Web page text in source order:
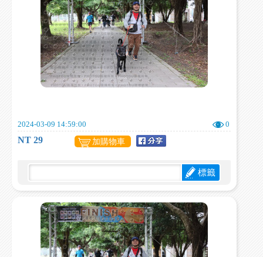
2024-03-09 14:59:00 0
NT 29 加購物車
標籤